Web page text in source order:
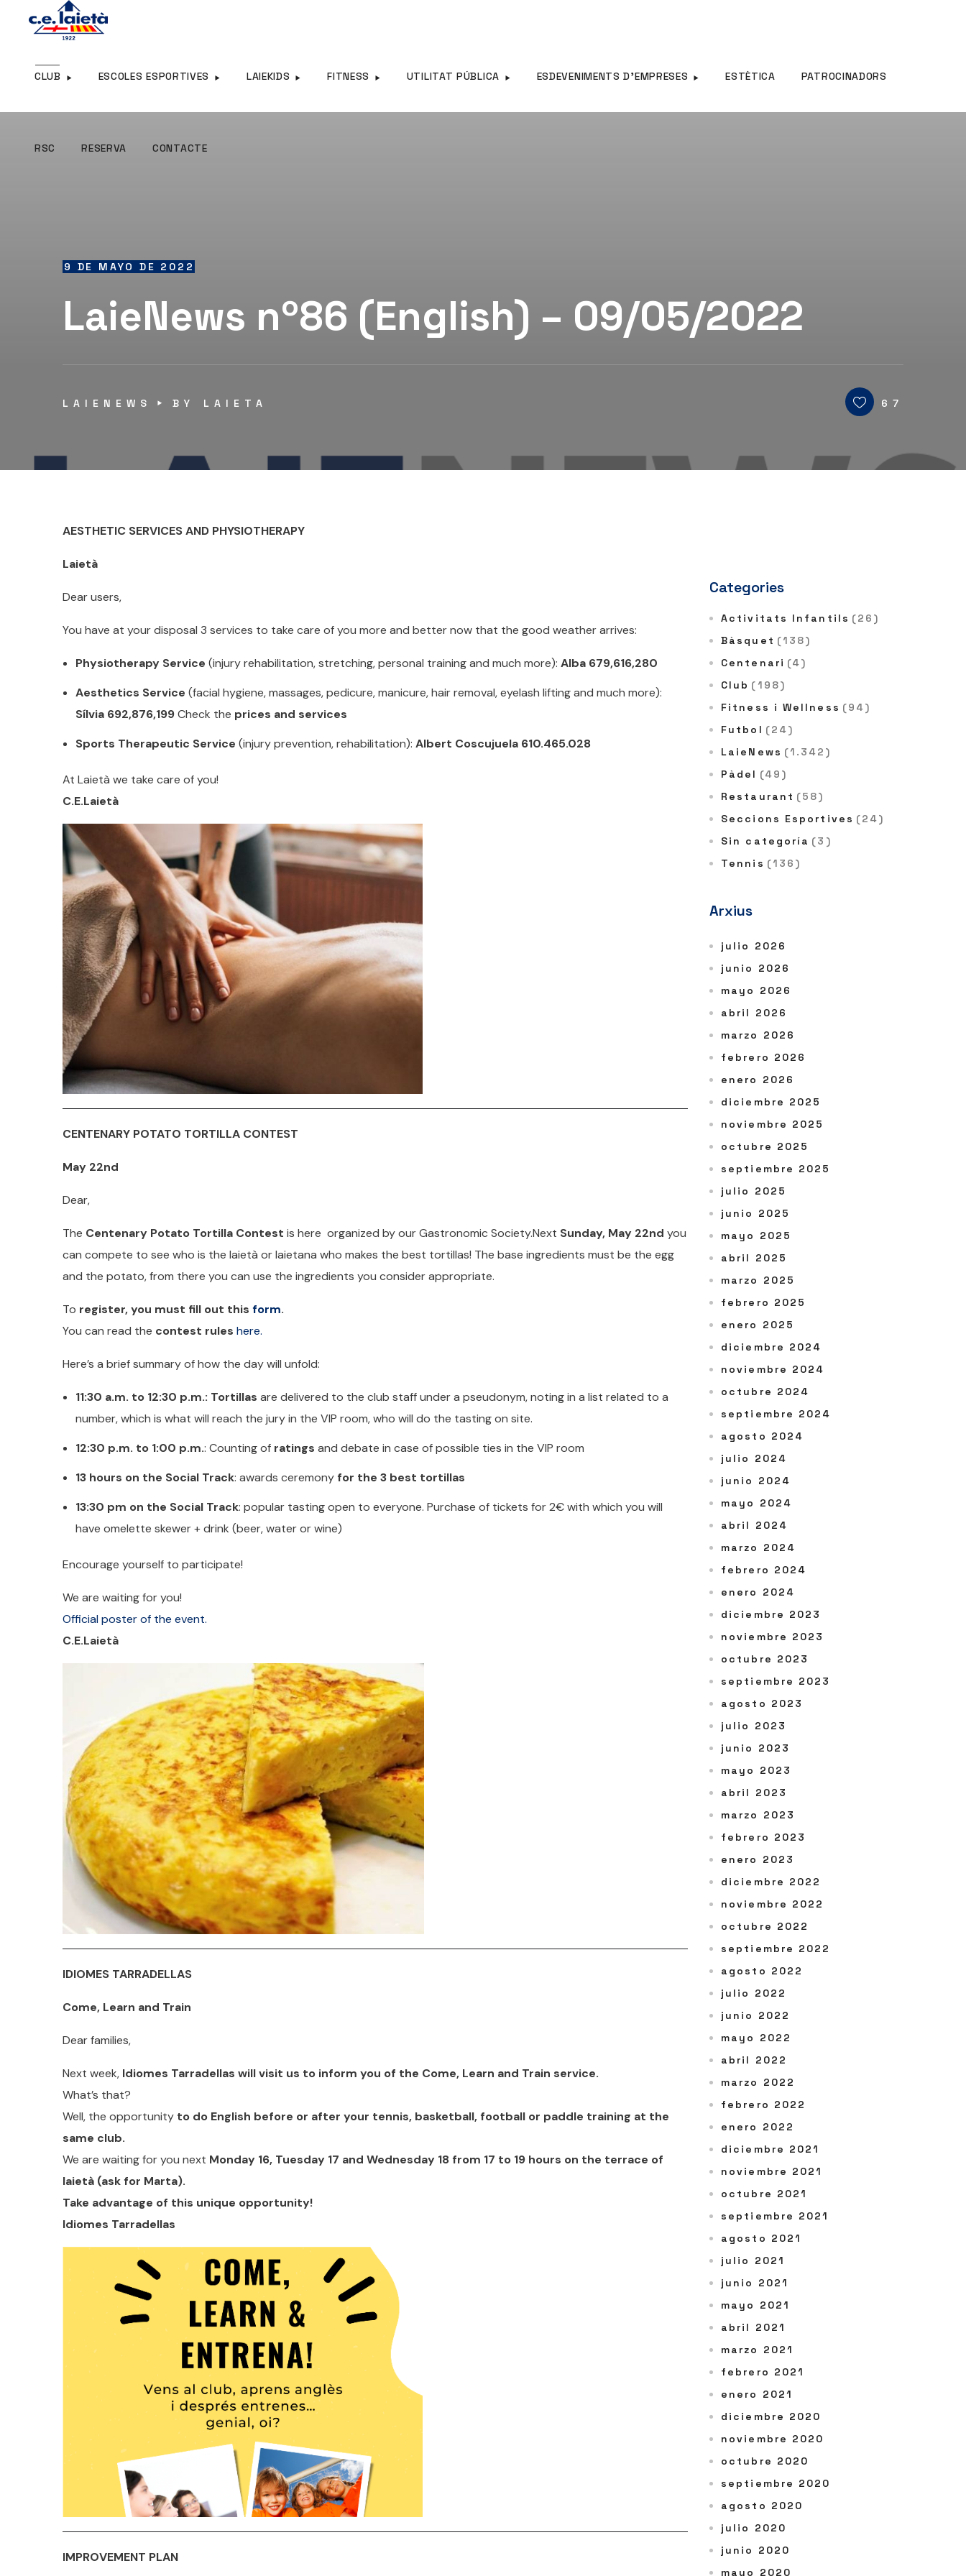
CLUB ESCOLES ESPORTIVES LAIEKIDS FITNESS UTILITAT PÚBLICA ESDEVENIMENTS D’EMPRESES ESTÈTICA PATROCINADORS
RSC RESERVA CONTACTE
RSC RESERVA
9 DE MAYO DE 2022
LaieNews nº86 (English) – 09/05/2022
LAIENEWS BY LAIETA 67
AESTHETIC SERVICES AND PHYSIOTHERAPY
Laietà
Dear users,
You have at your disposal 3 services to take care of you more and better now that the good weather arrives:
Physiotherapy Service (injury rehabilitation, stretching, personal training and much more): Alba 679,616,280
Aesthetics Service (facial hygiene, massages, pedicure, manicure, hair removal, eyelash lifting and much more):
Sílvia 692,876,199Check the prices and services
Sports Therapeutic Service (injury prevention, rehabilitation): Albert Coscujuela 610.465.028
At Laietà we take care of you!
C.E.Laietà
CENTENARY POTATO TORTILLA CONTEST
May 22nd
Dear,
The Centenary Potato Tortilla Contest is here organized by our Gastronomic Society.Next Sunday, May 22nd you
can compete to see who is the laietà or laietana who makes the best tortillas! The base ingredients must be the egg
and the potato, from there you can use the ingredients you consider appropriate.
To register, you must fill out this form.
You can read the contest rules here.
Here’s a brief summary of how the day will unfold:
11:30 a.m. to 12:30 p.m.: Tortillas are delivered to the club staff under a pseudonym, noting in a list related to a
number, which is what will reach the jury in the VIP room, who will do the tasting on site.
12:30 p.m. to 1:00 p.m.: Counting of ratings and debate in case of possible ties in the VIP room
13 hours on the Social Track: awards ceremonyfor the 3 best tortillas
13:30 pm on the Social Track: popular tasting open to everyone. Purchase of tickets for 2€ with which you will
have omelette skewer + drink (beer, water or wine)
Encourage yourself to participate!
We are waiting for you!
Official poster of the event.
C.E.Laietà
IDIOMES TARRADELLAS
Come, Learn and Train
Dear families,
Next week, Idiomes Tarradellas will visit us to inform you of the Come, Learn and Train service.
What’s that?
Well, the opportunity to do English before or after your tennis, basketball, football or paddle training at the
same club.
We are waiting for you next Monday 16, Tuesday 17 and Wednesday 18 from 17 to 19 hours on the terrace of
laietà (ask for Marta).
Take advantage of this unique opportunity!
Idiomes Tarradellas
IMPROVEMENT PLAN
Categories
Activitats Infantils (26)
Bàsquet (138)
Centenari (4)
Club (198)
Fitness i Wellness (94)
Futbol (24)
LaieNews (1.342)
Pàdel (49)
Restaurant (58)
Seccions Esportives (24)
Sin categoría (3)
Tennis (136)
Arxius
julio 2026
junio 2026
mayo 2026
abril 2026
marzo 2026
febrero 2026
enero 2026
diciembre 2025
noviembre 2025
octubre 2025
septiembre 2025
julio 2025
junio 2025
mayo 2025
abril 2025
marzo 2025
febrero 2025
enero 2025
diciembre 2024
noviembre 2024
octubre 2024
septiembre 2024
agosto 2024
julio 2024
junio 2024
mayo 2024
abril 2024
marzo 2024
febrero 2024
enero 2024
diciembre 2023
noviembre 2023
octubre 2023
septiembre 2023
agosto 2023
julio 2023
junio 2023
mayo 2023
abril 2023
marzo 2023
febrero 2023
enero 2023
diciembre 2022
noviembre 2022
octubre 2022
septiembre 2022
agosto 2022
julio 2022
junio 2022
mayo 2022
abril 2022
marzo 2022
febrero 2022
enero 2022
diciembre 2021
noviembre 2021
octubre 2021
septiembre 2021
agosto 2021
julio 2021
junio 2021
mayo 2021
abril 2021
marzo 2021
febrero 2021
enero 2021
diciembre 2020
noviembre 2020
octubre 2020
septiembre 2020
agosto 2020
julio 2020
junio 2020
mayo 2020